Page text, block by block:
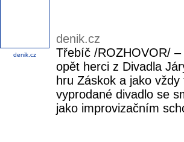
denik.cz
denik.cz
Třebíč /ROZHOVOR/
opět herci z Divadla
hru Záskok a jako
vyprodané divadlo se
jako improvizačním